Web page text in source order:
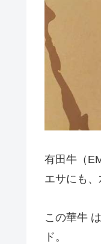
有田牛（
エサにも
この華牛
ド。